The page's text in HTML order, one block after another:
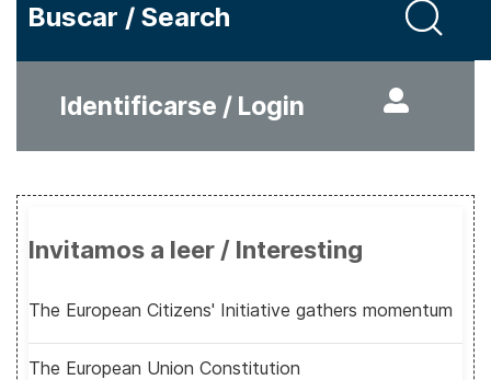
Buscar / Search
Identificarse / Login
Invitamos a leer / Interesting
The European Citizens' Initiative gathers momentum
The European Union Constitution